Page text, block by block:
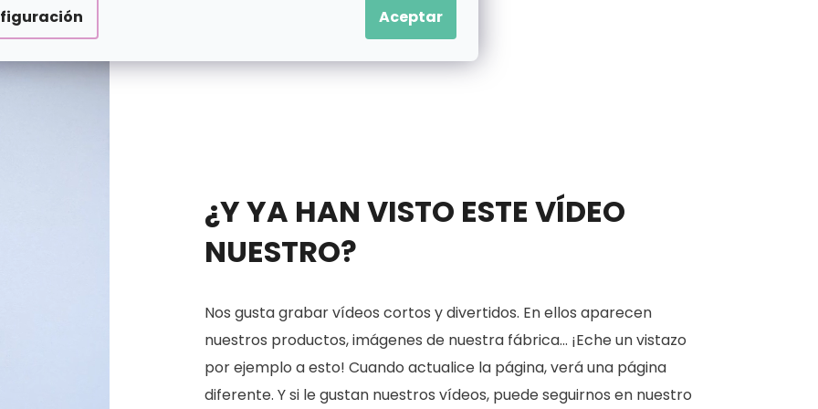
Aceptar
¿Y YA HAN VISTO ESTE VÍDEO
NUESTRO?
Nos gusta grabar vídeos cortos y divertidos. En ellos aparecen
nuestros productos, imágenes de nuestra fábrica... ¡Eche un vistazo
por ejemplo a esto! Cuando actualice la página, verá una página
diferente. Y si le gustan nuestros vídeos, puede seguirnos en nuestro